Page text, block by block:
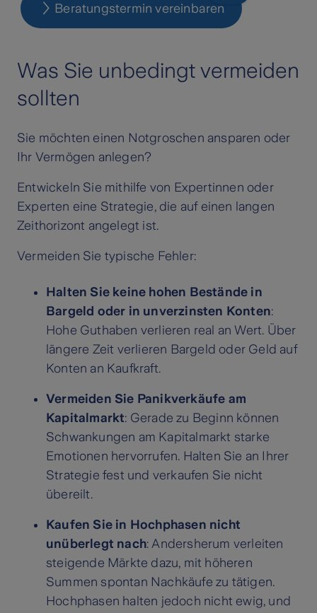
Beratungstermin vereinbaren
Was Sie unbedingt vermeiden
sollten
Sie möchten einen Notgroschen ansparen oder
Ihr Vermögen anlegen?
Entwickeln Sie mithilfe von Expertinnen oder
Experten eine Strategie, die auf einen langen
Zeithorizont angelegt ist.
Vermeiden Sie typische Fehler:
Halten Sie keine hohen Bestände in
Bargeld oder in unverzinsten Konten:
Hohe Guthaben verlieren real an Wert. Über
längere Zeit verlieren Bargeld oder Geld auf
Konten an Kaufkraft.
Vermeiden Sie Panikverkäufe am
Kapitalmarkt: Gerade zu Beginn können
Schwankungen am Kapitalmarkt starke
Emotionen hervorrufen. Halten Sie an Ihrer
Strategie fest und verkaufen Sie nicht
übereilt.
Kaufen Sie in Hochphasen nicht
unüberlegt nach: Andersherum verleiten
steigende Märkte dazu, mit höheren
Summen spontan Nachkäufe zu tätigen.
Hochphasen halten jedoch nicht ewig, und